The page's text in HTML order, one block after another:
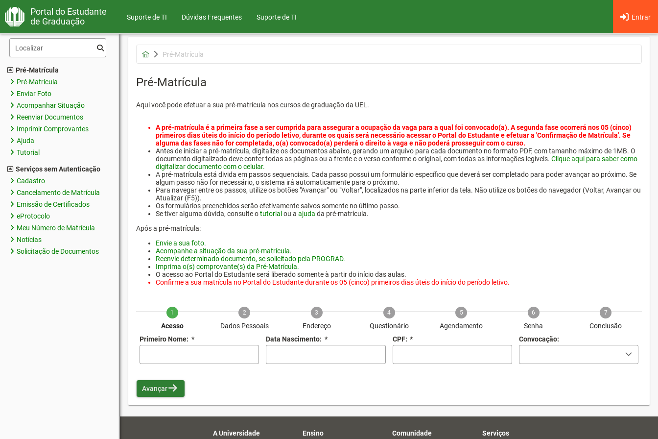
Portal do Estudante
de Graduação
Suporte de TI Dúvidas Frequentes Entrar
Suporte de TI
Pré-Matrícula
Pré-Matrícula
Enviar Foto
Acompanhar Situação
Reenviar Documentos
Imprimir Comprovantes
Ajuda
Tutorial
Serviços sem Autenticação
Cadastro
Cancelamento de Matrícula
Emissão de Certificados
eProtocolo
Meu Número de Matrícula
Notícias
Solicitação de Documentos
Pré-Matrícula
Pré-Matrícula
Aqui você pode efetuar a sua pré-matrícula nos cursos de graduação da UEL.
A pré-matrícula é a primeira fase a ser cumprida para assegurar a ocupação da vaga para a qual foi convocado(a). A segunda fase ocorrerá nos 05 (cinco)
primeiros dias úteis do início do período letivo, durante os quais será necessário acessar o Portal do Estudante e efetuar a 'Confirmação de Matrícula'. Se
alguma das fases não for completada, o(a) convocado(a) perderá o direito à vaga e não poderá prosseguir com o curso.
Antes de iniciar a pré-matrícula, digitalize os documentos abaixo, gerando um arquivo para cada documento no formato PDF, com tamanho máximo de 1MB. O
documento digitalizado deve conter todas as páginas ou a frente e o verso conforme o original, com todas as informações legíveis. Clique aqui para saber como
digitalizar documento com o celular.
A pré-matrícula está divida em passos sequenciais. Cada passo possui um formulário específico que deverá ser completado para poder avançar ao próximo. Se
algum passo não for necessário, o sistema irá automaticamente para o próximo.
Para navegar entre os passos, utilize os botões "Avançar" ou "Voltar", localizados na parte inferior da tela. Não utilize os botões do navegador (Voltar, Avançar ou
Atualizar (F5)).
Os formulários preenchidos serão efetivamente salvos somente no último passo.
Se tiver alguma dúvida, consulte otutorial ou a ajuda da pré-matrícula.
Após a pré-matrícula:
Envie a sua foto.
Acompanhe a situação da sua pré-matrícula.
Reenvie determinado documento, se solicitado pela PROGRAD.
Imprima o(s) comprovante(s) da Pré-Matrícula.
O acesso ao Portal do Estudante será liberado somente à partir do início das aulas.
Confirme a sua matrícula no Portal do Estudante durante os 05 (cinco) primeiros dias úteis do início do período letivo.
1
Acesso
2
Dados Pessoais
3
Endereço
4
Questionário
5
Agendamento
6
Senha
7
Conclusão
Primeiro Nome: * Data Nascimento: * CPF: * Convocação:
Avançar
A Universidade Ensino Comunidade Serviços